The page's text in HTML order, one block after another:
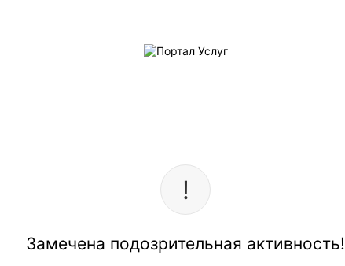
Замечена подозрительная активность!